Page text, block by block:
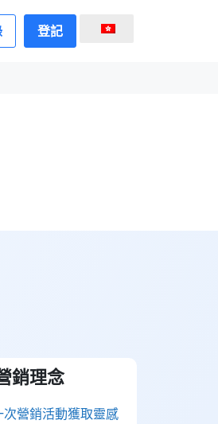
登記
銷理念
次營銷活動獲取靈感